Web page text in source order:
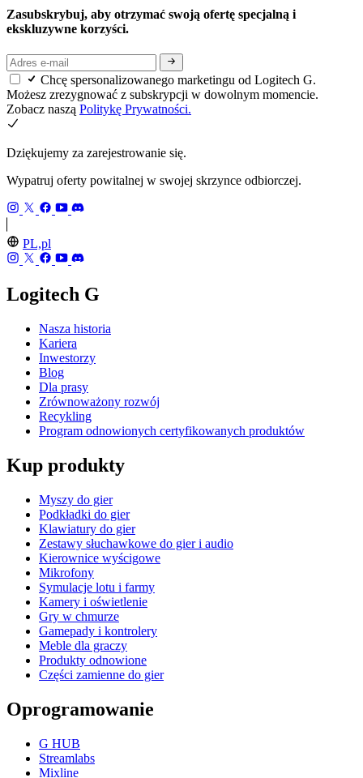
Zasubskrybuj, aby otrzymać swoją ofertę specjalną i
ekskluzywne korzyści.
Chcę spersonalizowanego marketingu od Logitech G.
Możesz zrezygnować z subskrypcji w dowolnym momencie.
Zobacz naszą Politykę Prywatności.
Dziękujemy za zarejestrowanie się.
Wypatruj oferty powitalnej w swojej skrzynce odbiorczej.
PL,pl
Logitech G
Nasza historia
Kariera
Inwestorzy
Blog
Dla prasy
Zrównoważony rozwój
Recykling
Program odnowionych certyfikowanych produktów
Kup produkty
Myszy do gier
Podkładki do gier
Klawiatury do gier
Zestawy słuchawkowe do gier i audio
Kierownice wyścigowe
Mikrofony
Symulacje lotu i farmy
Kamery i oświetlenie
Gry w chmurze
Gamepady i kontrolery
Meble dla graczy
Produkty odnowione
Części zamienne do gier
Oprogramowanie
G HUB
Streamlabs
Mixline